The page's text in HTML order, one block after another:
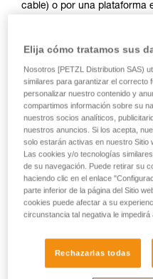
cable) o por una plataforma
conexión al arnés y puede
¿Necesita calcular la
ACCEDER AL MÓDULO DE
Elija cómo tratamos sus
Nosotros [PETZL Distribution SAS)
similares para garantizar el correcto
personalizar nuestro contenido y
compartimos información sobre su
nuestros socios analíticos,
nuestros anuncios. Si los acepta,
solo estarán activas en nuestro Sitio
Las cookies y/o tecnologías
de su navegación. Puede retirar su
haciendo clic en el enlace
parte inferior de la página del Sitio
cookies puede afectar a su
circunstancia tal negativa le impedirá
Rechazarlas todas